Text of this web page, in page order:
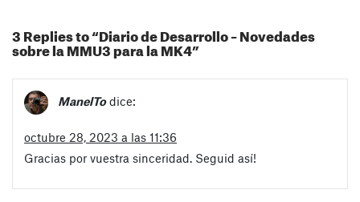
3 Replies to “Diario de Desarrollo – Novedades
sobre la MMU3 para la MK4”
ManelTo dice:
octubre 28, 2023 a las 11:36
Gracias por vuestra sinceridad. Seguid así!